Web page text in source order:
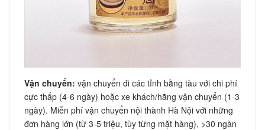
Vận chuyển: vận chuyển đi các tỉnh bằng tàu với chi phí
cực thấp (4-6 ngày) hoặc xe khách/hãng vận chuyển (1-3
ngày). Miễn phí vận chuyển nội thành Hà Nội với những
đơn hàng lớn (từ 3-5 triệu, tùy từng mặt hàng), >30 ngàn